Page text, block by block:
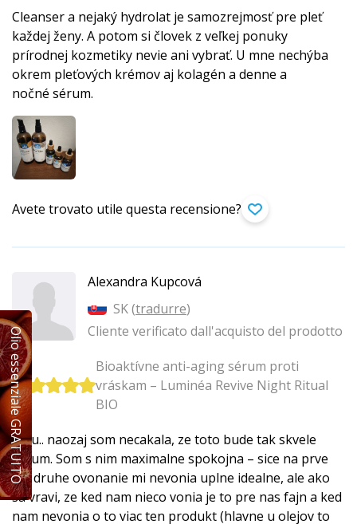
Cleanser a nejaký hydrolat je samozrejmosť pre pleť
každej ženy. A potom si človek z veľkej ponuky
prírodnej kozmetiky nevie ani vybrať. U mne nechýba
okrem pleťových krémov aj kolagén a denne a
nočné sérum.
Avete trovato utile questa recensione?
Alexandra Kupcová
SK (tradurre)
Cliente verificato dall'acquisto del prodotto
Bioaktívne anti-aging sérum proti
vráskam – Luminéa Revive Night Ritual
BIO
Wau.. naozaj som necakala, ze toto bude tak skvele
serum. Som s nim maximalne spokojna – sice na prve
ani druhe ovonanie mi nevonia uplne idealne, ale ako
sa vravi, ze ked nam nieco vonia je to pre nas fajn a ked
nam nevonia o to viac ten produkt (hlavne u olejov to
Olio essenziale GRATUITO